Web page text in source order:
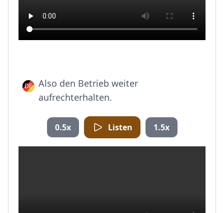
Also den Betrieb weiter
aufrechterhalten.
0.5x Listen 1.5x